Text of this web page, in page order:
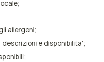
allergeni;
e disponibilita';